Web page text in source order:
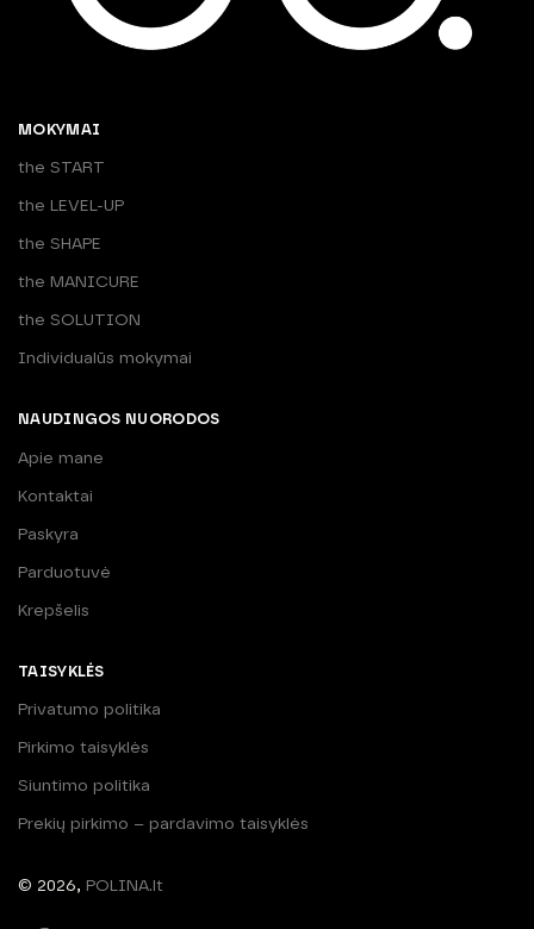
MOKYMAI
the START
the LEVEL-UP
the SHAPE
the MANICURE
the SOLUTION
Individualūs mokymai
NAUDINGOS NUORODOS
Apie mane
Kontaktai
Paskyra
Parduotuvė
Krepšelis
TAISYKLĖS
Privatumo politika
Pirkimo taisyklės
Siuntimo politika
Prekių pirkimo – pardavimo taisyklės
© 2026, POLINA.lt